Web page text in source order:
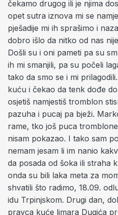
čekamo drugog ili je njima
opet sutra iznova mi se
pješadije mi ih sprašimo i
dobro išlo da nitko od nas
Došli su i oni pameti pa su
ih mi smanjili, pa su počeli
tako da smo se i mi
kuću i čekao da tenk dođe
osjetiš namjestiš tromblon
pazuha i pucaj pa bježi.
rame, tko još puca
nisam pokazao. I tako sam
nemam jesam li im nanio
da posada od šoka ili straha
onda su bili laka meta za
shvatili što radimo, 18.09.
idu Trpinjskom. Drugi dan,
pravca kuće limara Dugića